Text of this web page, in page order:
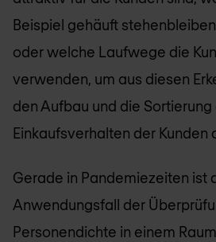
Beispiel gehäuft
oder welche Laufwege die
verwenden, um aus diesen
den Aufbau und die
Einkaufsverhalten der Kunden
Gerade in Pandemiezeiten ist
Anwendungsfall der
Personendichte in einem